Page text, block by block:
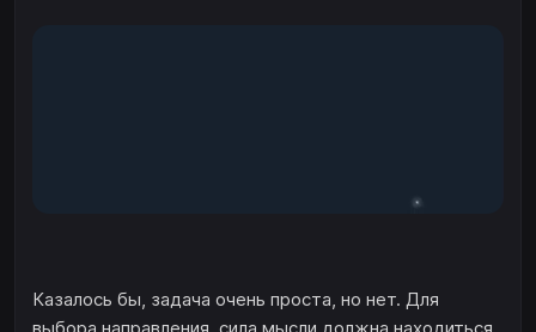
Казалось бы, задача очень проста, но нет. Для
выбора направления, сила мысли должна находиться